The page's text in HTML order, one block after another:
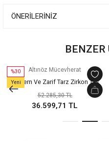
ÖNERILERINIZ
BENZER
%30
Yeni
Altınöz Mücevherat
Modern Ve Zarif Tarz Zirkon Taş
Detaylı Yeşil Altın Kelepçe Bilezik
52.285,30 TL
36.599,71 TL